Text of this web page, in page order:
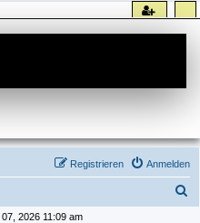
Anmelden
Registrieren
2026 11:09 am